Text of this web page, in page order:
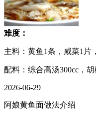
难度：
主料：黄鱼1条，咸菜1片
配料：综合高汤300cc，
2026-06-29
阿娘黄鱼面做法介绍